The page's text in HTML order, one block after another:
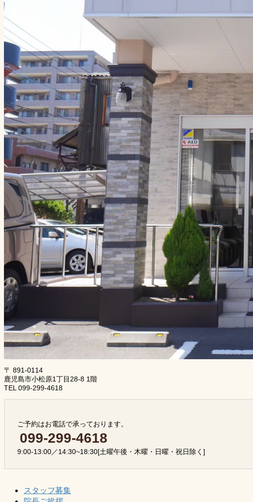
〒 891-0114
鹿児島市小松原1丁目28-8 1階
TEL 099-299-4618
ご予約はお電話で承っております。
099-299-4618
9:00-13:00／14:30~18:30[土曜午後・木曜・日曜・祝日除く]
スタッフ募集